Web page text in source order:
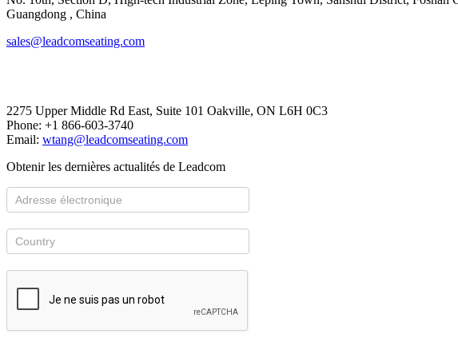
​​​​​​​Guangdong , China
sales@leadcomseating.com
2275 Upper Middle Rd East, Suite 101 Oakville, ON L6H 0C3
Phone: +1 866-603-3740
Email: wtang@leadcomseating.com
Obtenir les dernières actualités de Leadcom